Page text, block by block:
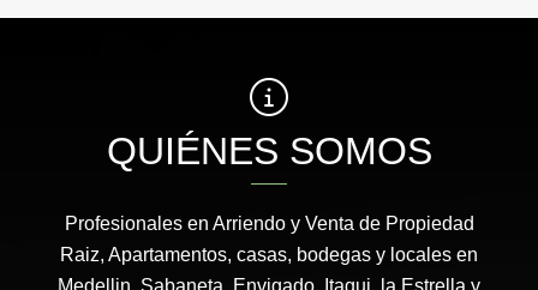
QUIÉNES SOMOS
Profesionales en Arriendo y Venta de Propiedad
Raiz, Apartamentos, casas, bodegas y locales en